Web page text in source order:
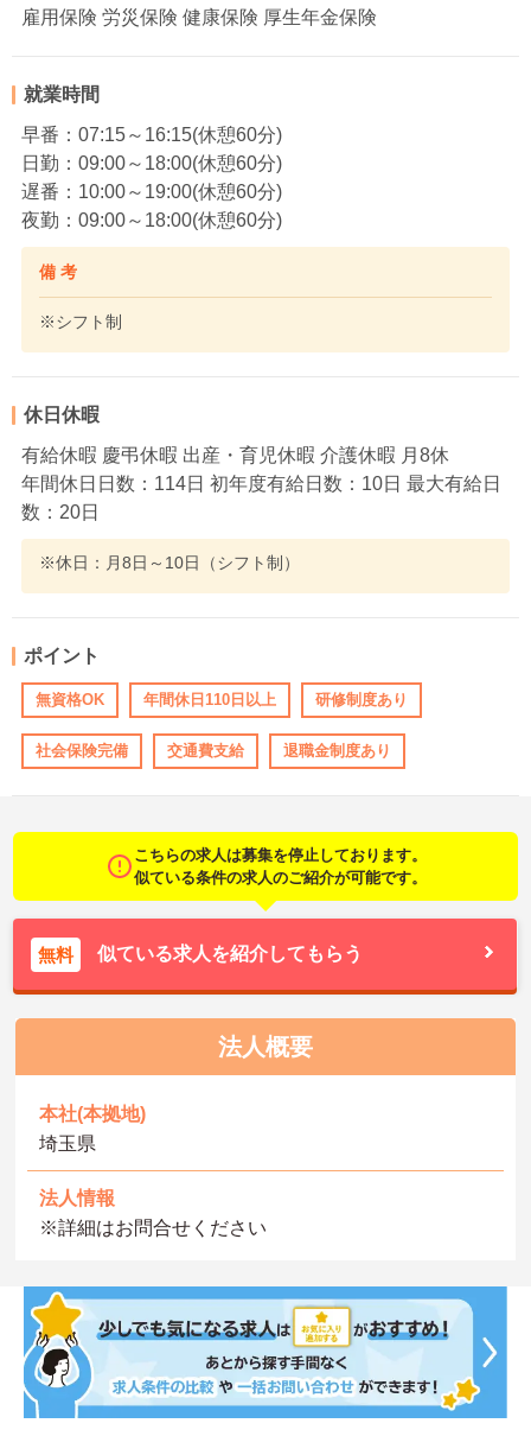
雇用保険 労災保険 健康保険 厚生年金保険
就業時間
早番：07:15～16:15(休憩60分)
日勤：09:00～18:00(休憩60分)
遅番：10:00～19:00(休憩60分)
夜勤：09:00～18:00(休憩60分)
備 考
※シフト制
休日休暇
有給休暇 慶弔休暇 出産・育児休暇 介護休暇 月8休
年間休日日数：114日 初年度有給日数：10日 最大有給日
数：20日
※休日：月8日～10日（シフト制）
ポイント
無資格OK 年間休日110日以上 研修制度あり
社会保険完備 交通費支給 退職金制度あり
こちらの求人は募集を停止しております。
似ている条件の求人のご紹介が可能です。
無料 似ている求人を紹介してもらう
法人概要
本社(本拠地)
埼玉県
法人情報
※詳細はお問合せください